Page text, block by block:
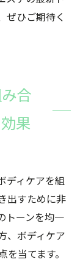
ぜひご期待く
合
果
ディケアを組
出すために非
トーンを均一
、ボディケア
当てます。